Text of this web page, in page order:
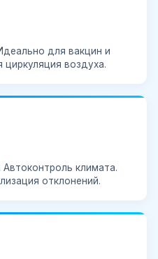
для вакцин и
циркуляция воздуха.
климата.
отклонений.